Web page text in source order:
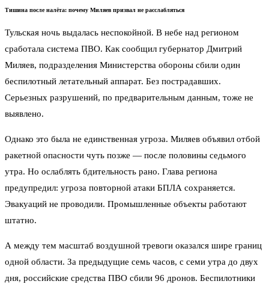
Тишина после налёта: почему Миляев призвал не расслабляться
Тульская ночь выдалась неспокойной. В небе над регионом
сработала система ПВО. Как сообщил губернатор Дмитрий
Миляев, подразделения Министерства обороны сбили один
беспилотный летательный аппарат. Без пострадавших.
Серьезных разрушений, по предварительным данным, тоже не
выявлено.
Однако это была не единственная угроза. Миляев объявил отбой
ракетной опасности чуть позже — после половины седьмого
утра. Но ослаблять бдительность рано. Глава региона
предупредил: угроза повторной атаки БПЛА сохраняется.
Эвакуаций не проводили. Промышленные объекты работают
штатно.
А между тем масштаб воздушной тревоги оказался шире границ
одной области. За предыдущие семь часов, с семи утра до двух
дня, российские средства ПВО сбили 96 дронов. Беспилотники